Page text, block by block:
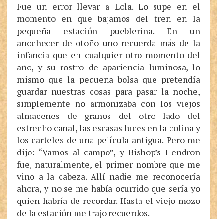
Fue un error llevar a Lola. Lo supe en el
momento en que bajamos del tren en la
pequeña estación pueblerina. En un
anochecer de otoño uno recuerda más de la
infancia que en cualquier otro momento del
año, y su rostro de apariencia luminosa, lo
mismo que la pequeña bolsa que pretendía
guardar nuestras cosas para pasar la noche,
simplemente no armonizaba con los viejos
almacenes de granos del otro lado del
estrecho canal, las escasas luces en la colina y
los carteles de una película antigua. Pero me
dijo: “Vamos al campo”, y Bishop’s Hendron
fue, naturalmente, el primer nombre que me
vino a la cabeza. Allí nadie me reconocería
ahora, y no se me había ocurrido que sería yo
quien habría de recordar. Hasta el viejo mozo
de la estación me trajo recuerdos.